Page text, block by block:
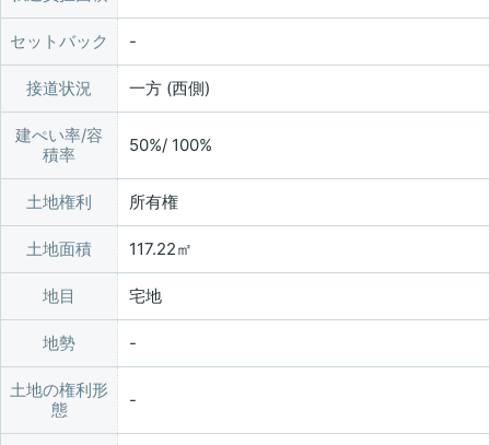
セットバック
接道状況 一方 (西側)
建ぺい率/容
積率
50%/ 100%
土地権利 所有権
土地面積 117.22㎡
地目 宅地
地勢
土地の権利形
態